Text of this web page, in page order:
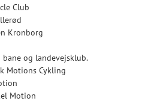
Club
Kronborg
bane og landevejsklub.
Motions Cykling
Motion